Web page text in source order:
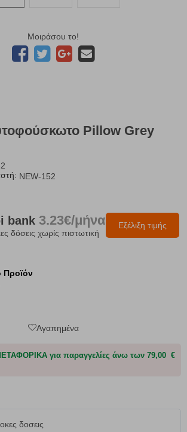
Μοιράσου το!
Pillow Grey
NEW-152
Εξέλιξη τιμής
bank 3.23€/μήνα
δόσεις χωρίς πιστωτική
Προϊόν
Αγαπημένα
για παραγγελίες άνω των 79,00 €
δοσεις